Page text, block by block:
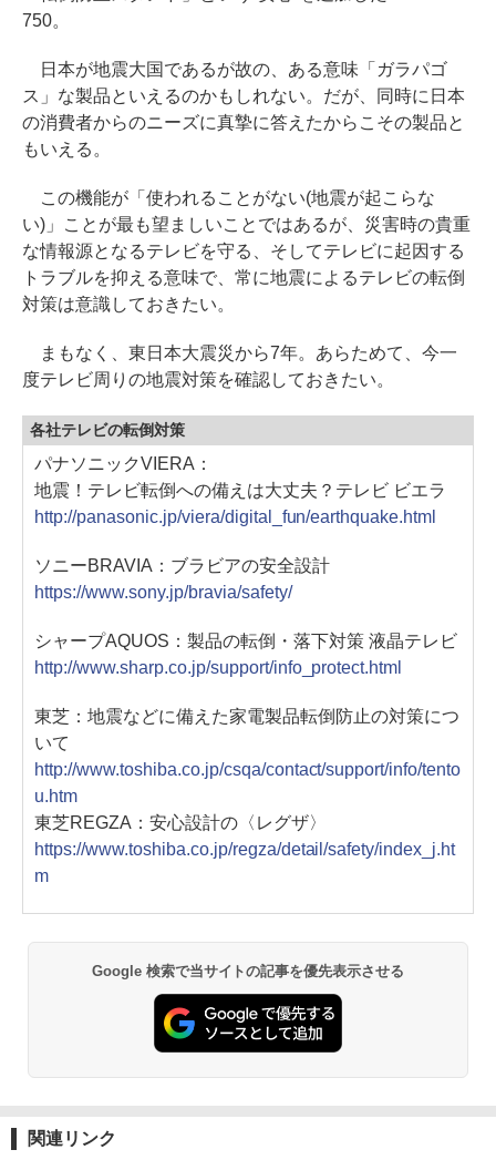
750。
日本が地震大国であるが故の、ある意味「ガラパゴ
ス」な製品といえるのかもしれない。だが、同時に日本
の消費者からのニーズに真摯に答えたからこその製品と
もいえる。
この機能が「使われることがない(地震が起こらな
い)」ことが最も望ましいことではあるが、災害時の貴重
な情報源となるテレビを守る、そしてテレビに起因する
トラブルを抑える意味で、常に地震によるテレビの転倒
対策は意識しておきたい。
まもなく、東日本大震災から7年。あらためて、今一
度テレビ周りの地震対策を確認しておきたい。
各社テレビの転倒対策
パナソニックVIERA：
地震！テレビ転倒への備えは大丈夫？テレビ ビエラ
http://panasonic.jp/viera/digital_fun/earthquake.html
ソニーBRAVIA：ブラビアの安全設計
https://www.sony.jp/bravia/safety/
シャープAQUOS：製品の転倒・落下対策 液晶テレビ
http://www.sharp.co.jp/support/info_protect.html
東芝：地震などに備えた家電製品転倒防止の対策につ
いて
http://www.toshiba.co.jp/csqa/contact/support/info/tento
u.htm
東芝REGZA：安心設計の〈レグザ〉
https://www.toshiba.co.jp/regza/detail/safety/index_j.ht
m
Google 検索で当サイトの記事を優先表示させる
関連リンク